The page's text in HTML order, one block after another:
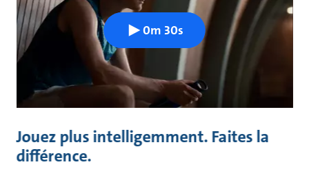
Jouez plus intelligemment. Faites la
différence.
0m 30s